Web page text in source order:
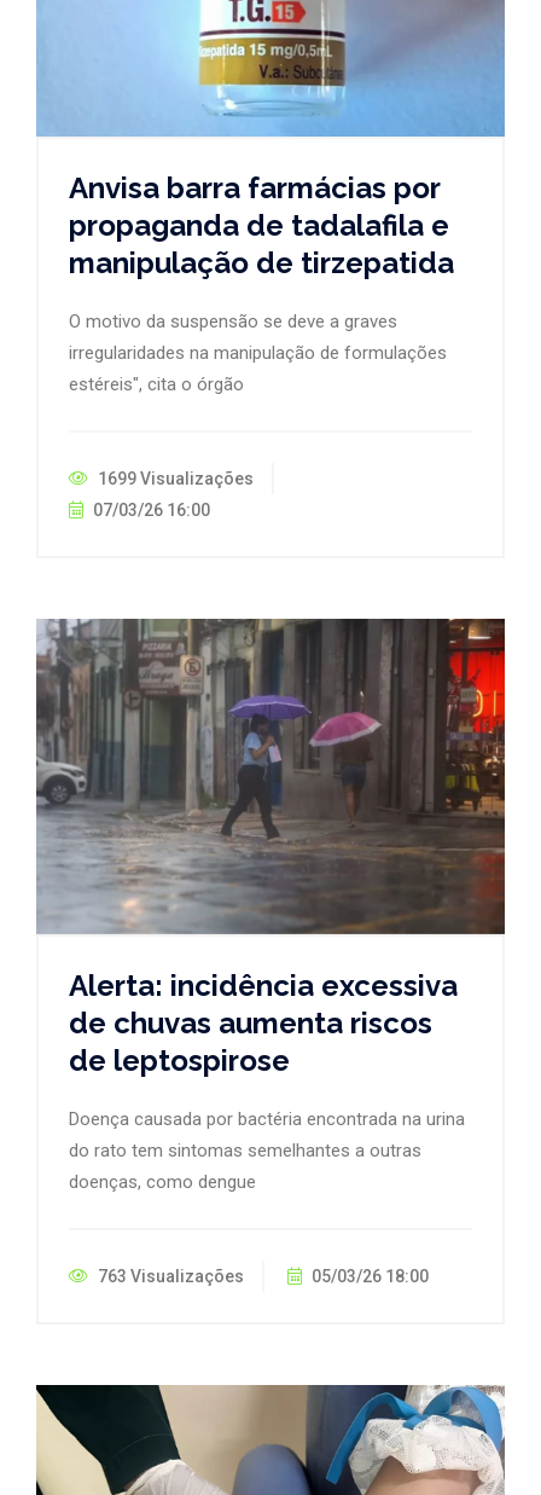
Anvisa barra farmácias por
propaganda de tadalafila e
manipulação de tirzepatida
O motivo da suspensão se deve a graves
irregularidades na manipulação de formulações
estéreis", cita o órgão
1699 Visualizações
07/03/26 16:00
Alerta: incidência excessiva
de chuvas aumenta riscos
de leptospirose
Doença causada por bactéria encontrada na urina
do rato tem sintomas semelhantes a outras
doenças, como dengue
763 Visualizações 05/03/26 18:00